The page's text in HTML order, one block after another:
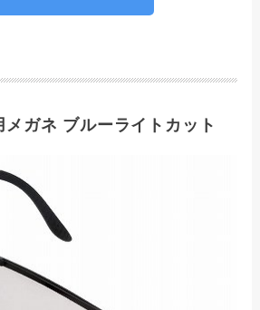
ガネ ブルーライトカット